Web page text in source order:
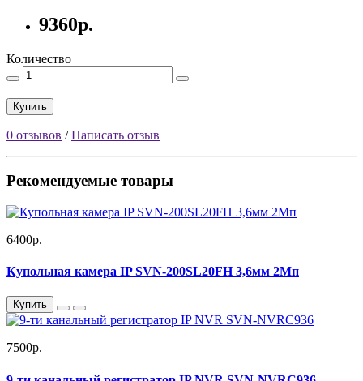
9360р.
Количество
Купить
0 отзывов /Написать отзыв
Рекомендуемые товары
6400р.
Купольная камера IP SVN-200SL20FH 3,6мм 2Мп
Купить
7500р.